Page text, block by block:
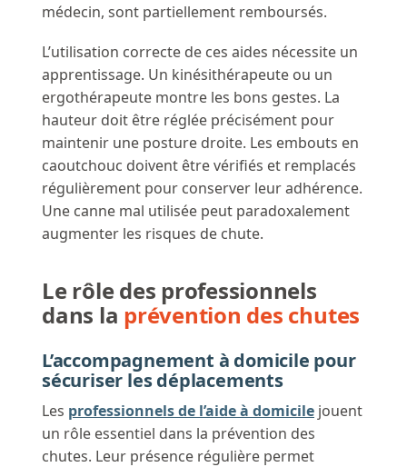
médecin, sont partiellement remboursés.
L’utilisation correcte de ces aides nécessite un
apprentissage. Un kinésithérapeute ou un
ergothérapeute montre les bons gestes. La
hauteur doit être réglée précisément pour
maintenir une posture droite. Les embouts en
caoutchouc doivent être vérifiés et remplacés
régulièrement pour conserver leur adhérence.
Une canne mal utilisée peut paradoxalement
augmenter les risques de chute.
Le rôle des professionnels
dans la prévention des chutes
L’accompagnement à domicile pour
sécuriser les déplacements
Les professionnels de l’aide à domicile jouent
un rôle essentiel dans la prévention des
chutes. Leur présence régulière permet